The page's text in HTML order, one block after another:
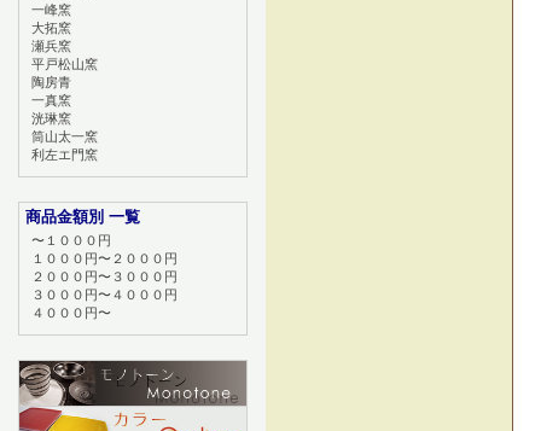
一峰窯
大拓窯
瀬兵窯
平戸松山窯
陶房青
一真窯
洸琳窯
筒山太一窯
利左エ門窯
商品金額別 一覧
〜１０００円
１０００円〜２０００円
２０００円〜３０００円
３０００円〜４０００円
４０００円〜